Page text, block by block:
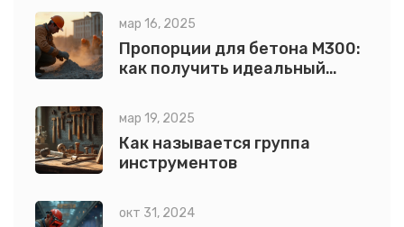
мар 16, 2025
Пропорции для бетона М300:
как получить идеальный
мар 19, 2025
Как называется группа
инструментов
окт 31, 2024